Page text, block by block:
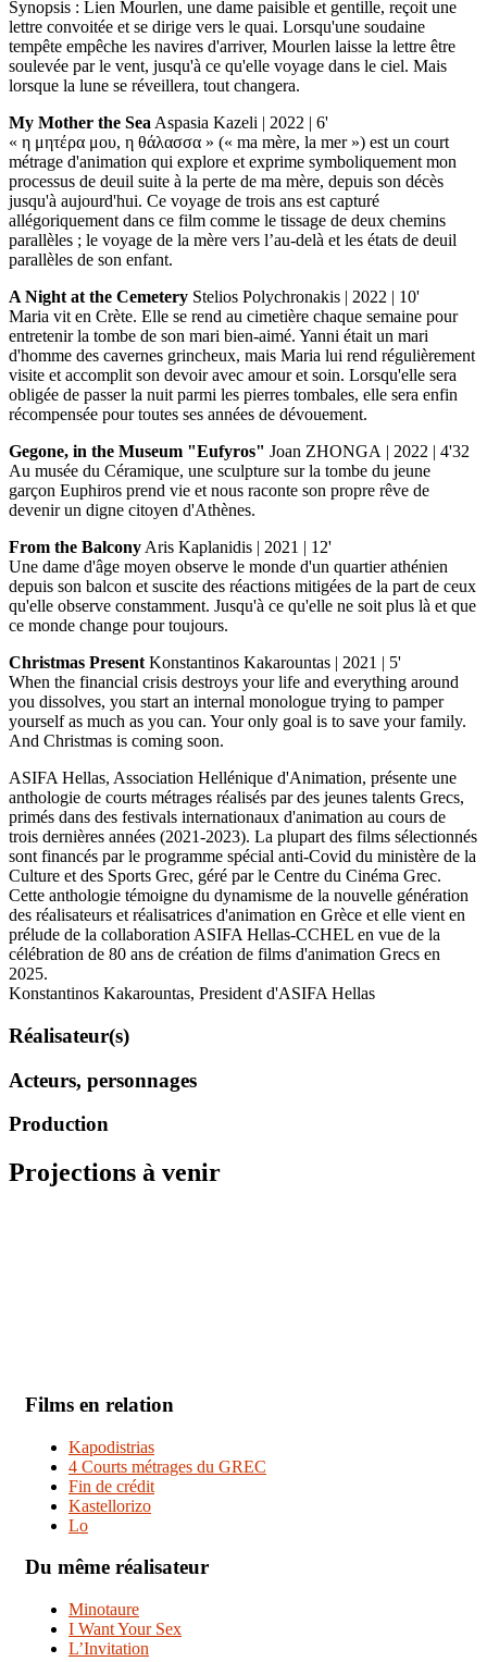
Synopsis : Lien Mourlen, une dame paisible et gentille, reçoit une
lettre convoitée et se dirige vers le quai. Lorsqu'une soudaine
tempête empêche les navires d'arriver, Mourlen laisse la lettre être
soulevée par le vent, jusqu'à ce qu'elle voyage dans le ciel. Mais
lorsque la lune se réveillera, tout changera.
My Mother the Sea Aspasia Kazeli | 2022 | 6'
« η μητέρα μου, η θάλασσα » (« ma mère, la mer ») est un court
métrage d'animation qui explore et exprime symboliquement mon
processus de deuil suite à la perte de ma mère, depuis son décès
jusqu'à aujourd'hui. Ce voyage de trois ans est capturé
allégoriquement dans ce film comme le tissage de deux chemins
parallèles ; le voyage de la mère vers l’au-delà et les états de deuil
parallèles de son enfant.
A Night at the Cemetery Stelios Polychronakis | 2022 | 10'
Maria vit en Crète. Elle se rend au cimetière chaque semaine pour
entretenir la tombe de son mari bien-aimé. Yanni était un mari
d'homme des cavernes grincheux, mais Maria lui rend régulièrement
visite et accomplit son devoir avec amour et soin. Lorsqu'elle sera
obligée de passer la nuit parmi les pierres tombales, elle sera enfin
récompensée pour toutes ses années de dévouement.
Gegone, in the Museum "Eufyros" Joan ZHONGA | 2022 | 4'32
Au musée du Céramique, une sculpture sur la tombe du jeune
garçon Euphiros prend vie et nous raconte son propre rêve de
devenir un digne citoyen d'Athènes.
From the Balcony Aris Kaplanidis | 2021 | 12'
Une dame d'âge moyen observe le monde d'un quartier athénien
depuis son balcon et suscite des réactions mitigées de la part de ceux
qu'elle observe constamment. Jusqu'à ce qu'elle ne soit plus là et que
ce monde change pour toujours.
Christmas Present Konstantinos Kakarountas | 2021 | 5'
When the financial crisis destroys your life and everything around
you dissolves, you start an internal monologue trying to pamper
yourself as much as you can. Your only goal is to save your family.
And Christmas is coming soon.
ASIFA Hellas, Association Hellénique d'Animation, présente une
anthologie de courts métrages réalisés par des jeunes talents Grecs,
primés dans des festivals internationaux d'animation au cours de
trois dernières années (2021-2023). La plupart des films sélectionnés
sont financés par le programme spécial anti-Covid du ministère de la
Culture et des Sports Grec, géré par le Centre du Cinéma Grec.
Cette anthologie témoigne du dynamisme de la nouvelle génération
des réalisateurs et réalisatrices d'animation en Grèce et elle vient en
prélude de la collaboration ASIFA Hellas-CCHEL en vue de la
célébration de 80 ans de création de films d'animation Grecs en
2025.
Konstantinos Kakarountas, President d'ASIFA Hellas
Réalisateur(s)
Acteurs, personnages
Production
Projections à venir
Films en relation
Kapodistrias
4 Courts métrages du GREC
Fin de crédit
Kastellorizo
Lo
Du même réalisateur
Minotaure
I Want Your Sex
L’Invitation